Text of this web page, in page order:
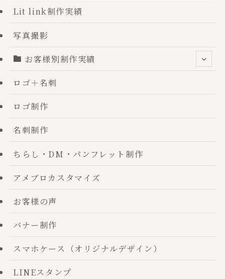
Lit link制作実績
写真撮影
お客様別制作実績
ロゴ＋名刺
ロゴ制作
名刺制作
ちらし・DM・パンフレット制作
アメブロカスタマイズ
お客様の声
バナー制作
スマホケース（オリジナルデザイン）
LINEスタンプ